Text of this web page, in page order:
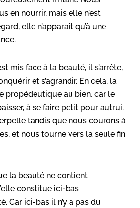
en nourrir, mais elle n’est
elle n’apparaît qu’à une
mis face à la beauté, il s’arrête,
et s’agrandir. En cela, la
propédeutique au bien, car le
à se faire petit pour autrui.
tandis que nous courons à
et nous tourne vers la seule fin
la beauté ne contient
constitue ici-bas
Car ici-bas il n’y a pas du